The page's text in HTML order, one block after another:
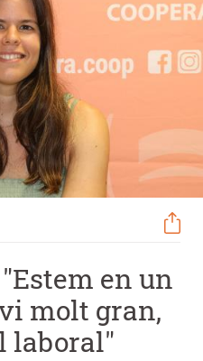
en un
molt gran,
laboral"